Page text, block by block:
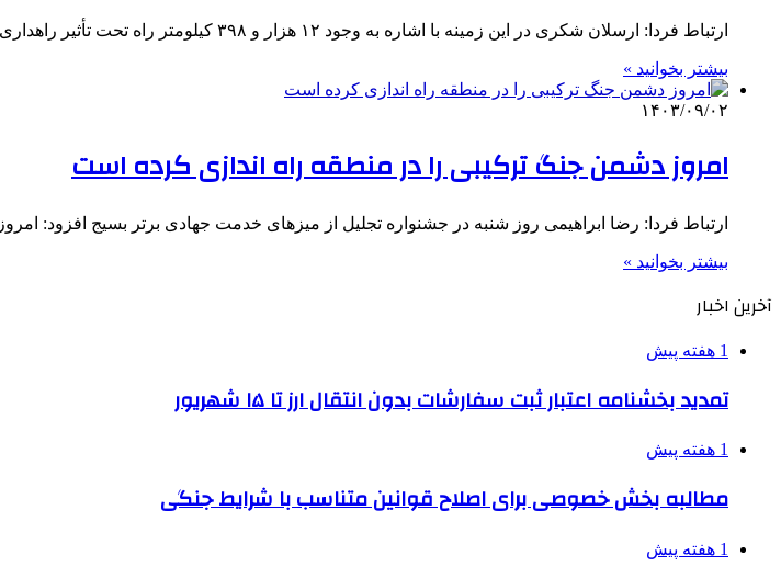
ارتباط فردا: ارسلان شکری در این زمینه با اشاره به وجود ۱۲ هزار و ۳۹۸ کیلومتر راه تحت تأثیر راهداری…
بیشتر بخوانید »
۱۴۰۳/۰۹/۰۲
امروز دشمن جنگ ترکیبی را در منطقه راه اندازی کرده است
ارتباط فردا: رضا ابراهیمی روز شنبه در جشنواره تجلیل از میزهای خدمت جهادی برتر بسیج افزود: امروز ۴۵ سال از…
بیشتر بخوانید »
آخرین اخبار
1 هفته پیش
تمدید بخشنامه اعتبار ثبت سفارشات بدون انتقال ارز تا ۱۵ شهریور
1 هفته پیش
مطالبه بخش خصوصی برای اصلاح قوانین متناسب با شرایط جنگی
1 هفته پیش